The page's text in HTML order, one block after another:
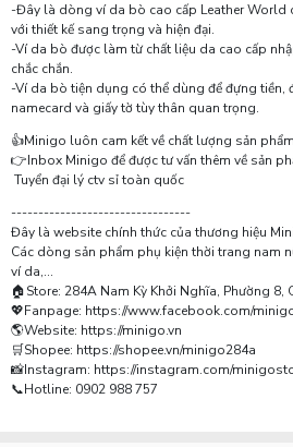
-Đây là dòng ví da bò cao cấp Leather World
với thiết kế sang trọng và hiện đại.
-Ví da bò được làm từ chất liệu da cao cấp
chắc chắn.
-Ví da bò tiện dụng có thể dùng để đựng tiền,
namecard và giấy tờ tùy thân quan trọng.
👍Minigo luôn cam kết về chất lượng sản phẩm
👉Inbox Minigo để được tư vấn thêm về sản
Tuyển đại lý ctv sỉ toàn quốc
---------------------------------
Đây là website chính thức của thương hiệu
Các dòng sản phẩm phụ kiện thời trang nam
ví da,...
🏠Store: 284A Nam Kỳ Khởi Nghĩa, Phường 8,
💖Fanpage: https://www.facebook.com/
🌎Website: https://minigo.vn
🛒Shopee: https://shopee.vn/minigo284a
📸Instagram: https://instagram.com/
📞Hotline: 0902 988 757